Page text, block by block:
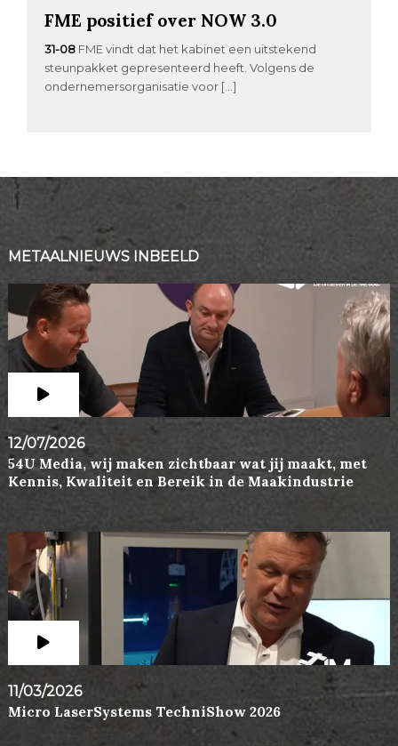
FME positief over NOW 3.0
31-08 FME vindt dat het kabinet een uitstekend
steunpakket gepresenteerd heeft. Volgens de
ondernemersorganisatie voor […]
METAALNIEUWS INBEELD
12/07/2026
54U Media, wij maken zichtbaar wat jij maakt, met
Kennis, Kwaliteit en Bereik in de Maakindustrie
11/03/2026
Micro LaserSystems TechniShow 2026